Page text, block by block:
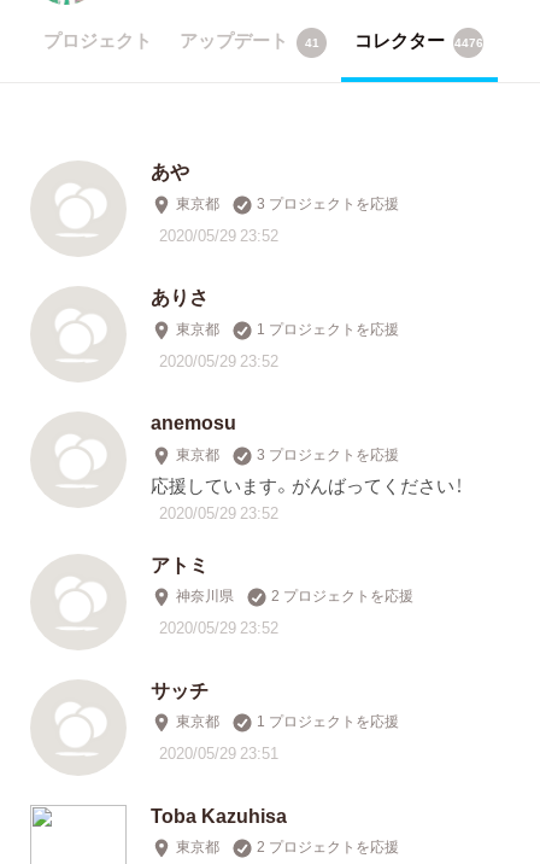
プロジェクト アップデート 41 コレクター 4476
あや
東京都 3 プロジェクトを応援
2020/05/29 23:52
ありさ
東京都 1 プロジェクトを応援
2020/05/29 23:52
anemosu
東京都 3 プロジェクトを応援
応援しています。がんばってください！
2020/05/29 23:52
アトミ
神奈川県 2 プロジェクトを応援
2020/05/29 23:52
サッチ
東京都 1 プロジェクトを応援
2020/05/29 23:51
Toba Kazuhisa
東京都 2 プロジェクトを応援